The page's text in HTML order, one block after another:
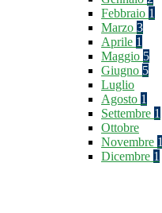
Febbraio 1
Marzo 3
Aprile 1
Maggio 5
Giugno 5
Luglio
Agosto 1
Settembre 1
Ottobre
Novembre 1
Dicembre 1